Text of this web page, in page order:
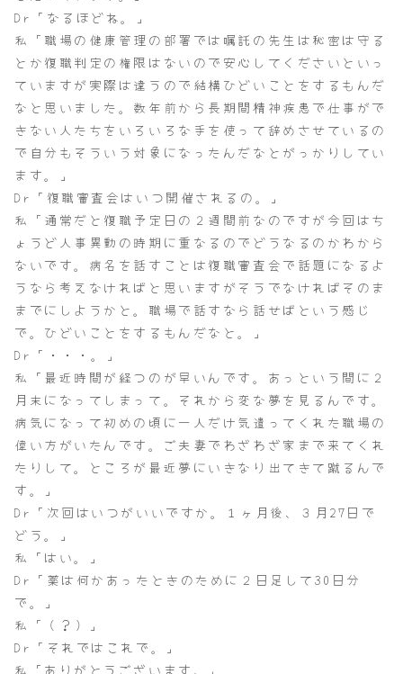
Dr「なるほどね。」
私「職場の健康管理の部署では嘱託の先生は秘密は守る
とか復職判定の権限はないので安心してくださいといっ
ていますが実際は違うので結構ひどいことをするもんだ
なと思いました。数年前から長期間精神疾患で仕事がで
きない人たちをいろいろな手を使って辞めさせているの
で自分もそういう対象になったんだなとがっかりしてい
ます。」
Dr「復職審査会はいつ開催されるの。」
私「通常だと復職予定日の２週間前なのですが今回はち
ょうど人事異動の時期に重なるのでどうなるのかわから
ないです。病名を話すことは復職審査会で話題になるよ
うなら考えなければと思いますがそうでなければそのま
までにしようかと。職場で話すなら話せばという感じ
で。ひどいことをするもんだなと。」
Dr「・・・。」
私「最近時間が経つのが早いんです。あっという間に２
月末になってしまって。それから変な夢を見るんです。
病気になって初めの頃に一人だけ気遣ってくれた職場の
偉い方がいたんです。ご夫妻でわざわざ家まで来てくれ
たりして。ところが最近夢にいきなり出てきて蹴るんで
す。」
Dr「次回はいつがいいですか。１ヶ月後、３月27日で
どう。」
私「はい。」
Dr「薬は何かあったときのために２日足して30日分
で。」
私「（？）」
Dr「それではこれで。」
私「ありがとうございます。」